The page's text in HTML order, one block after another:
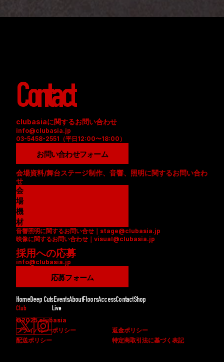
Contact
clubasiaに関するお問い合わせ
info@clubasia.jp
03-5458-2551（平日12:00〜18:00）
お問い合わせフォーム
会場資料/舞台ステージ制作、音響、照明に関するお問い合わ
せ
会
場
資
料
(
P
D
F
機
材
リ
ス
ト
(
D
F
)
音響照明に関するお問い合せ｜stage@clubasia.jp
映像に関するお問い合わせ｜visual@clubasia.jp
採用への応募
info@clubasia.jp
応募フォーム
HomeDeep CutsEventsAboutFloorsAccessContactShop
Club Live
©2025 clubasia
プライバシーポリシー
返金ポリシー
配送ポリシー
特定商取引法に基づく表記